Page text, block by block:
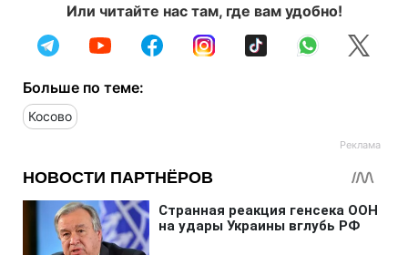
Или читайте нас там, где вам удобно!
Больше по теме:
Косово